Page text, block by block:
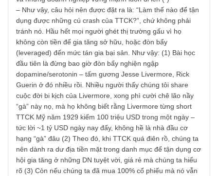
thập kỷ tới, càng chần chừ hoặc bắt đầu càng trễ thì càng
tiếc nuối. Mặt khác, câu đùa của chúng tôi cũng hàm ý
bụng dạ anh phải chịu được biến động của Mr. Market.
nghĩ rằng bụng dạ huyền thoại như ngài Buffett không
chịu giảm giá sao? Năm 1969, ông giải thể quỹ, nhưng
nắm giữ Berkshire Hathaway, dù cho cty giá rẻ, nó vẫn âm
tiếp -50% chán chường đến tận 1974. Rồi 2008 cũng thế,
ông “bắt đáy” sớm quá, hình như -50% ông đã mua, nên
cp âm tiếp -80% nữa thành -90% thì ông mới tá hỏa (cuời
lớn). Nhưng cuối cùng, ông chốt một câu rằng hồi 13 tuổi
ông mua cổ phiếu lúc Dow Jones 90-100 điểm gì đấy,
nhưng bây giờ nó đã >30,000 điểm rồi! Về dài hạn, TTCK
và những doanh nghiệp vững mạnh luôn đi lên (*)
– Như vậy, câu hỏi nên được đặt ra là: “Làm thế nào để
dụng được những cú crash của TTCK?”, chứ không phải